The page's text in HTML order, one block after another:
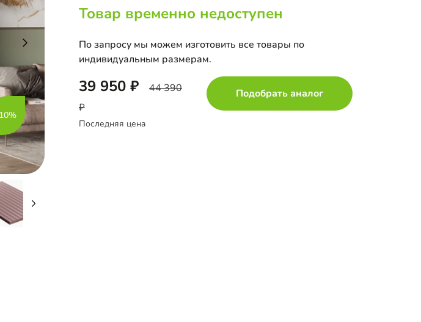
Товар временно недоступен
По запросу мы можем изготовить все товары по
индивидуальным размерам.
39 950 44 390
Последняя цена
Подобрать аналог